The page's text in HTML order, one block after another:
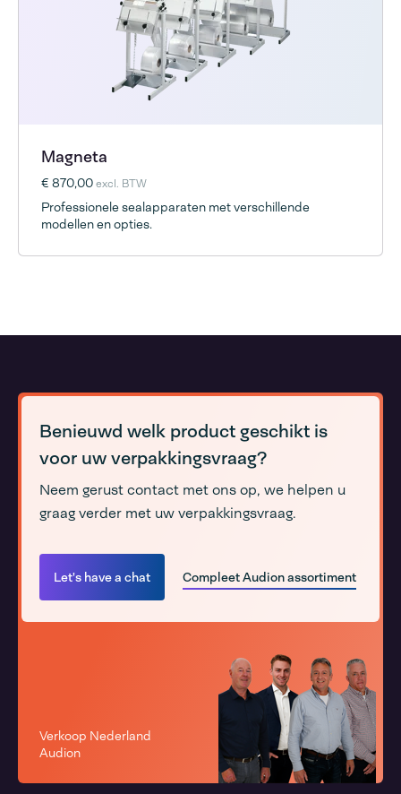
Magneta
€ 870,00excl. BTW
Professionele sealapparaten met verschillende
modellen en opties.
Benieuwd welk product geschikt is
voor uw verpakkingsvraag?
Neem gerust contact met ons op, we helpen u
graag verder met uw verpakkingsvraag.
Let's have a chat Compleet Audion assortiment
Verkoop Nederland
Audion